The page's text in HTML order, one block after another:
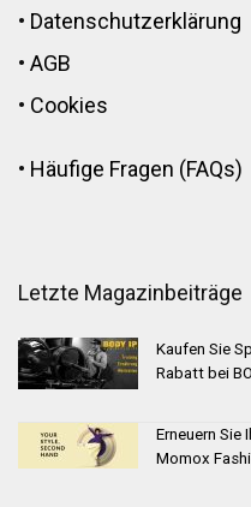
• Datenschutzerklärung
• AGB
• Cookies
• Häufige Fragen (FAQs)
Letzte Magazinbeiträge
Kaufen Sie
Rabatt bei
Erneuern Sie
Momox